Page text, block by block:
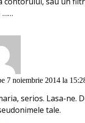
……
7 noiembrie 2014 la
serios. Lasa-ne.
tale.